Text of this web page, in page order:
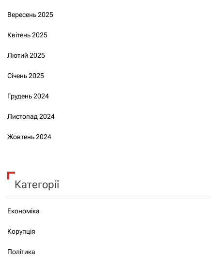
Вересень 2025
Квітень 2025
Лютий 2025
Січень 2025
Грудень 2024
Листопад 2024
Жовтень 2024
Категорії
Економіка
Корупція
Політика